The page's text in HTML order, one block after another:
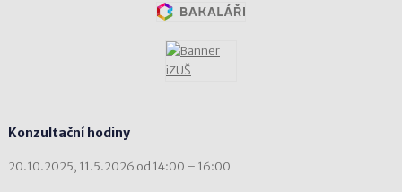
Konzultační hodiny
20.10.2025, 11.5.2026 od 14:00 – 16:00